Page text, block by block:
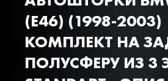
(E46) (1998-2003)
КОМПЛЕКТ НА
ПОЛУСФЕРУ ИЗ 3